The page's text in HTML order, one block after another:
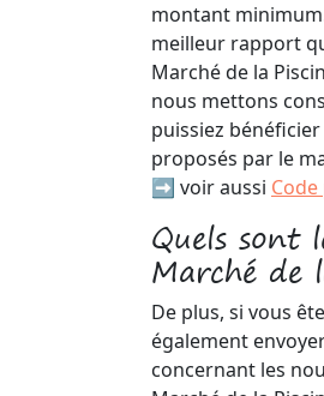
montant
meilleur rapport
Marché de la
nous mettons
puissiez
proposés par le
➡️ voir aussi
Quels sont
Marché de
De plus, si vous
également
concernant les